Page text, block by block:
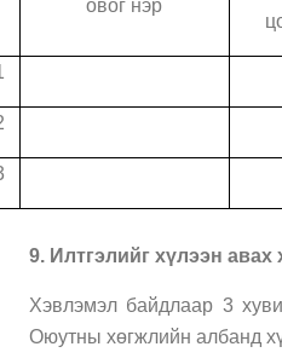
овог нэр
9. Илтгэлийг хүлээн авах
Хэвлэмэл байдлаар 3
Оюутны хөгжлийн албанд